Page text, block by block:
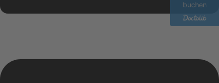
buchen